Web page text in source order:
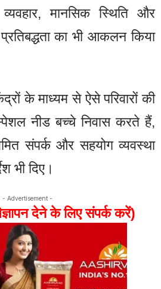
मानसिक स्थिति और
प्रतिबद्धता का भी आकलन किया
के माध्यम से ऐसे परिवारों की
नीड बच्चे निवास करते हैं,
संपर्क और सहयोग व्यवस्था
भी दिए।
- Advertisement -
देने के लिए संपर्क करें)